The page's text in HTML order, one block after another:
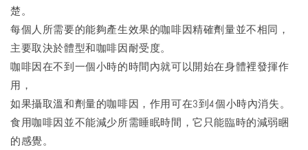
楚。
每個人所需要的能夠產生效果的咖啡因精確劑量並不相同，
主要取決於體型和咖啡因耐受度。
咖啡因在不到一個小時的時間內就可以開始在身體裡發揮作
用，
如果攝取溫和劑量的咖啡因，作用可在3到4個小時內消失。
食用咖啡因並不能減少所需睡眠時間，它只能臨時的減弱睏
的感覺。